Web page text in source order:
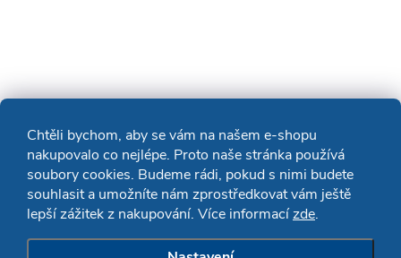
Chtěli bychom, aby se vám na našem e-shopu
nakupovalo co nejlépe. Proto naše stránka používá
soubory cookies. Budeme rádi, pokud s nimi budete
souhlasit a umožníte nám zprostředkovat vám ještě
lepší zážitek z nakupování. Více informacízde.